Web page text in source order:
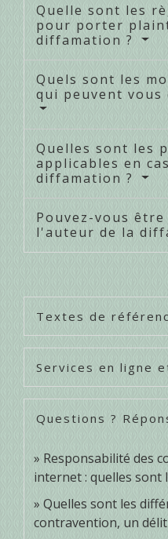
Quelle sont les
pour porter
diffamation ?
Quels sont les
qui peuvent vous
Quelles sont les
applicables en
diffamation ?
Pouvez-vous
l'auteur de la
Textes de
Services en ligne
Questions ?
Responsabilité des
internet : quelles sont
Quelles sont les
contravention, un